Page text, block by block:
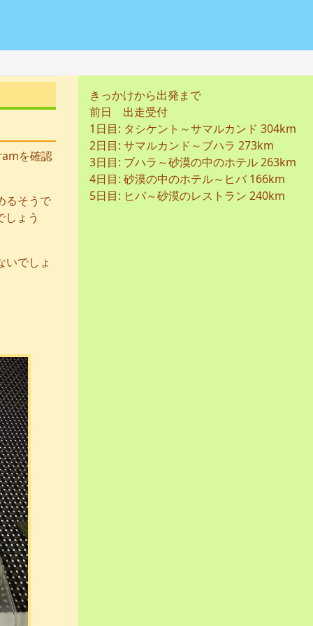
を確認
るそうで
ょう
いでしょ
きっかけから出発まで
前日 出走受付
1日目: タシケント～サマルカンド 304km
2日目: サマルカンド～ブハラ 273km
3日目: ブハラ～砂漠の中のホテル 263km
4日目: 砂漠の中のホテル～ヒバ 166km
5日目: ヒバ～砂漠のレストラン 240km